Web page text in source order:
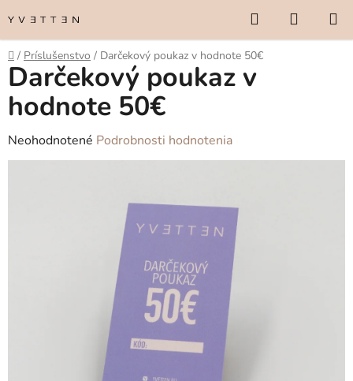
na
obsah
Hľadať
KOŠÍK
Domov
/ Príslušenstvo / Darčekový poukaz v hodnote 50€
Darčekový poukaz v
hodnote 50€
Priemerné
hodnotenie
Neohodnotené Podrobnosti hodnotenia